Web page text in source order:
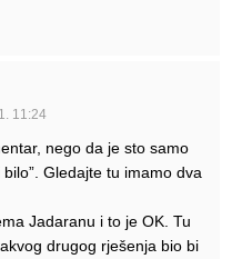
11:24
nego da je sto samo
Gledajte tu imamo dva
Jadaranu i to je OK. Tu
drugog rješenja bio bi